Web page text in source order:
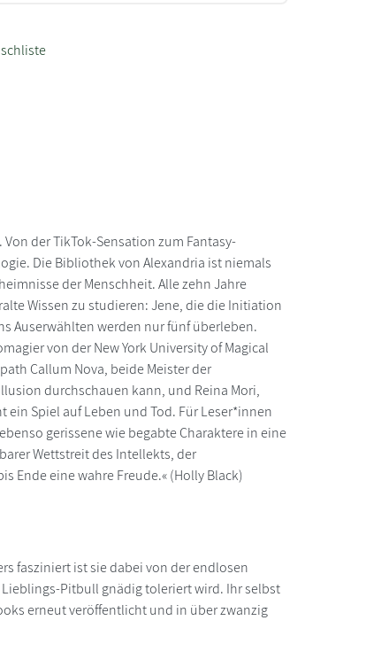
der TikTok-Sensation zum Fantasy-
Die Bibliothek von Alexandria ist niemals
der Menschheit. Alle zehn Jahre
Wissen zu studieren: Jene, die die Initiation
Auserwählten werden nur fünf überleben.
von der New York University of Magical
Callum Nova, beide Meister der
durchschauen kann, und Reina Mori,
Spiel auf Leben und Tod. Für Leser*innen
gerissene wie begabte Charaktere in eine
Wettstreit des Intellekts, der
Ende eine wahre Freude.« (Holly Black)
fasziniert ist sie dabei von der endlosen
Pitbull gnädig toleriert wird. Ihr selbst
erneut veröffentlicht und in über zwanzig